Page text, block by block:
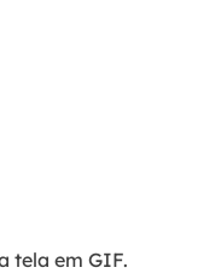
tela em GIF.